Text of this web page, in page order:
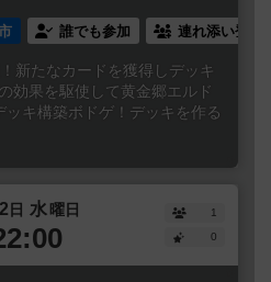
誰でも参加 連れ添い登録
新たなカードを獲得しデッキ
効果を駆使して黄金郷エルド
ッキ構築ボドゲ！デッキを作る
日 水曜日
1
0